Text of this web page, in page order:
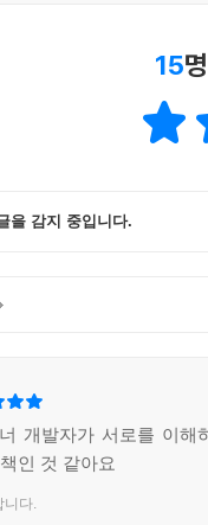
15
을 감지 중입니다.
개발자가 서로를 이해
인 것 같아요
니다.